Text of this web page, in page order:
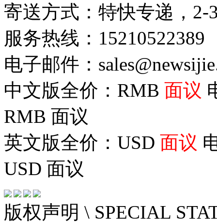
寄送方式：特快专递，2-
服务热线：15210522389
电子邮件：
中文版全价：RMB 面议
RMB 面议
英文版全价：USD 面议
USD 面议
版权声明 \ SPECIAL